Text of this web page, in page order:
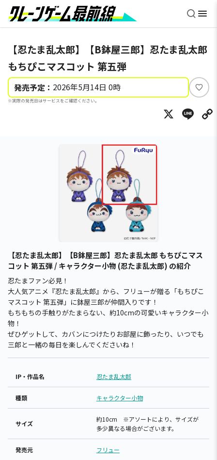
【忍たま乱太郎】【B鉢屋三郎】忍たま乱太郎
もちぴこマスコット 第五弾
発売予定： 2026年5月14日 0時
※実際の発売日はサービスをご確認ください。
い
ね
X
【忍たま乱太郎】【B鉢屋三郎】忍たま乱太郎 もちぴこマス
コット 第五弾 / キャラクター小物 (忍たま乱太郎) の紹介
忍たまファン必見！
大人気アニメ『忍たま乱太郎』から、フリューが贈る「もちぴこ
マスコット 第五弾」に鉢屋三郎が仲間入りです！
もちもちの手触りがたまらない、約10cmの可愛いキャラクター小
物！
ぜひゲットして、カバンにつけたりお部屋に飾ったり、いつでも
三郎と一緒の毎日を楽しんでくださいね！
IP・作品名 忍たま乱太郎
種類 キャラクター小物
サイズ
約10cm ※アソートにより、サイズが
多少異なる場合がございます。
発売元 フリュー